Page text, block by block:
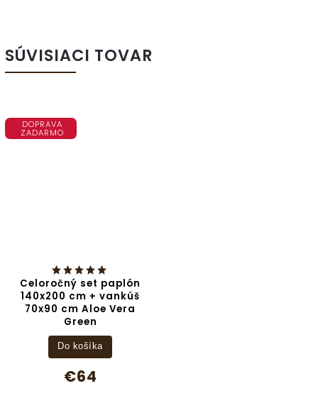
SÚVISIACI TOVAR
DOPRAVA
ZADARMO
Celoročný set paplón
140x200 cm + vankúš
70x90 cm Aloe Vera
Green
€64
Do košíka